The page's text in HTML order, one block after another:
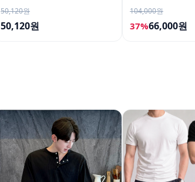
50,120원
50,120원
104,000원
37%66,000원